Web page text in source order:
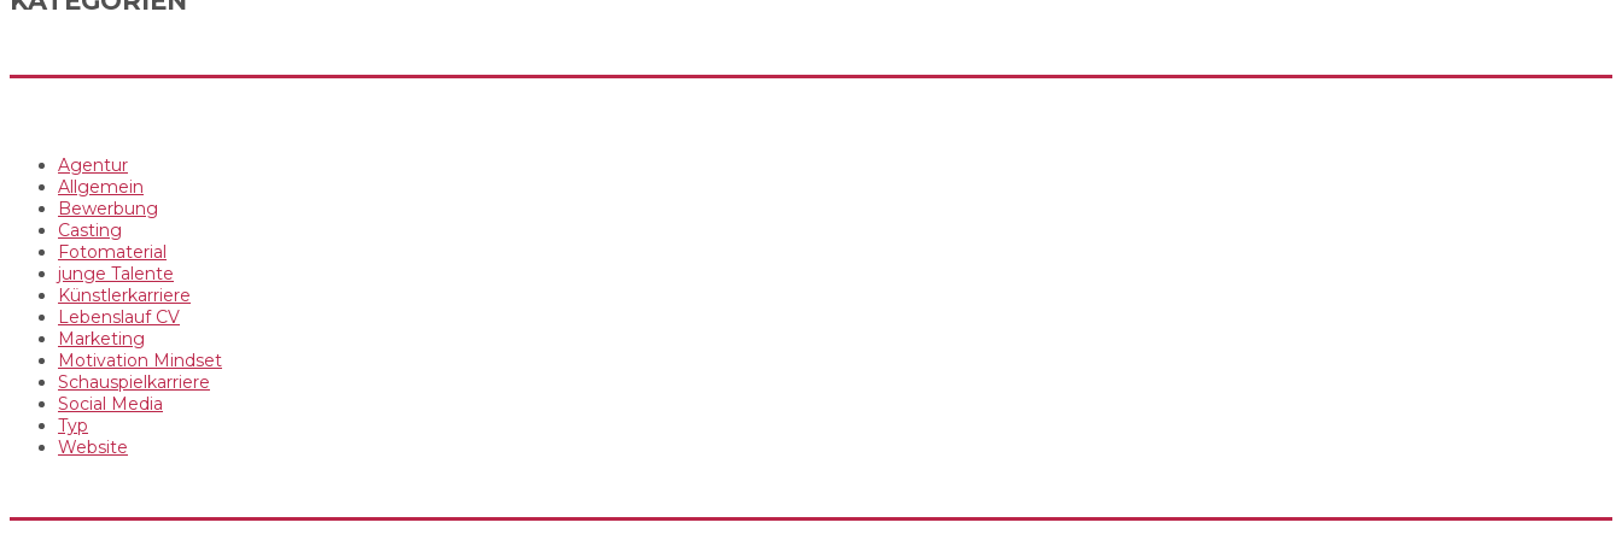
Agentur
Allgemein
Bewerbung
Casting
Fotomaterial
junge Talente
Künstlerkarriere
Lebenslauf CV
Marketing
Motivation Mindset
Schauspielkarriere
Social Media
Typ
Website